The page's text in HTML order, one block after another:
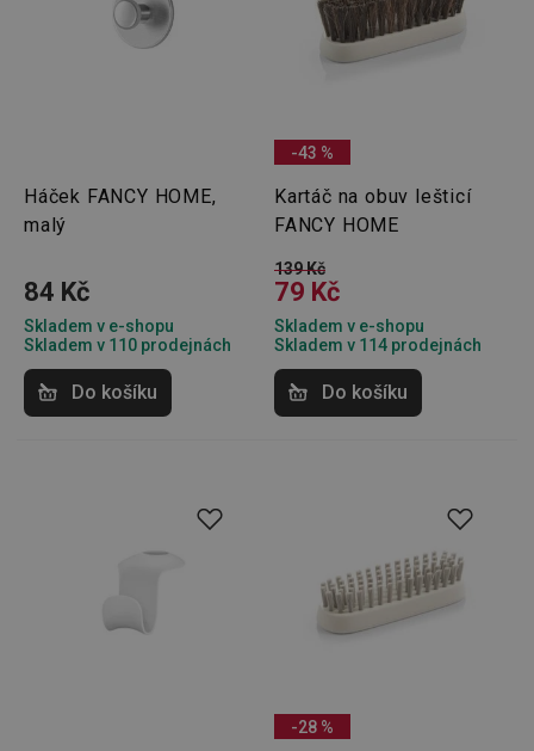
Háček FANCY HOME,
malý
84 Kč
Skladem v e-shopu
Skladem v 110 prodejnách
Do košíku
-43 %
Kartáč na obuv lešticí
FANCY HOME
139 Kč
79 Kč
Skladem v e-shopu
Skladem v 114 prodejnách
Do košíku
-28 %